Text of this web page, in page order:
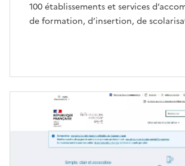
100 établissements et services
de formation, d’insertion, de